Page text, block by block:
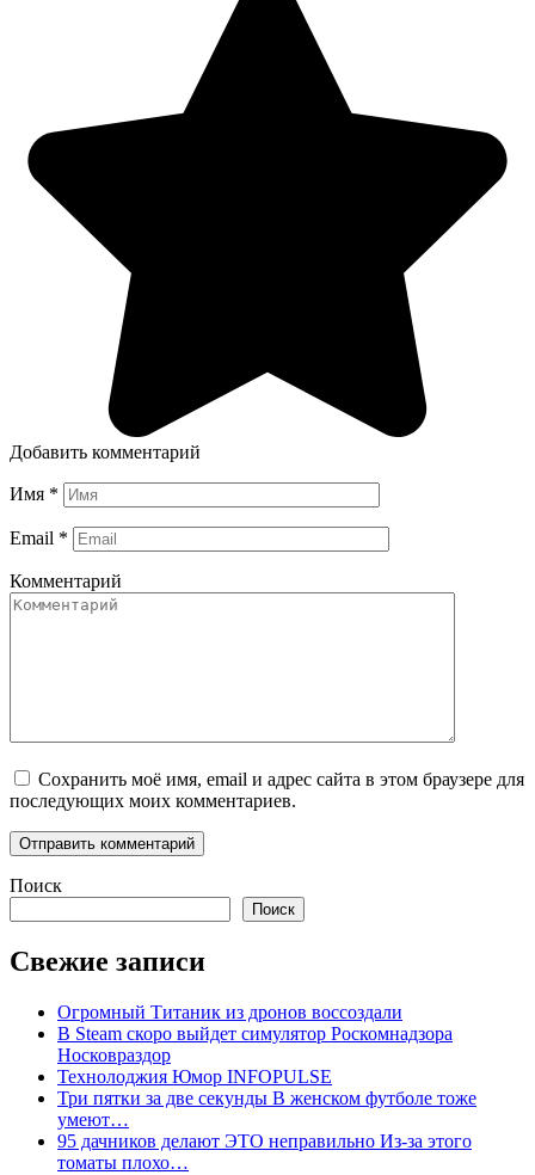
Добавить комментарий
Имя *
Email *
Комментарий
Сохранить моё имя, email и адрес сайта в этом браузере для
последующих моих комментариев.
Поиск
Поиск
Свежие записи
Огромный Титаник из дронов воссоздали
В Steam скоро выйдет симулятор Роскомнадзора
Носковраздор
Технолоджия Юмор INFOPULSE
Три пятки за две секунды В женском футболе тоже
умеют…
95 дачников делают ЭТО неправильно Из-за этого
томаты плохо…